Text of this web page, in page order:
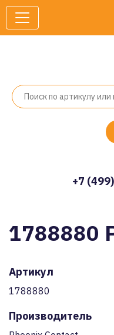
+7
1788880
Артикул
1788880
Производитель